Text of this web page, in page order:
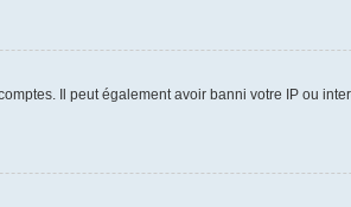
Il peut également avoir banni votre IP ou